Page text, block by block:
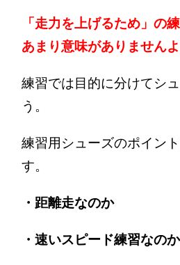
「走力を上げるため」の
あまり意味がありませんよ
練習では目的に分けてシ
う。
練習用シューズのポイン
す。
・距離走なのか
・速いスピード練習なのか